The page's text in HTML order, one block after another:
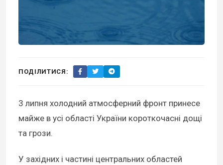
ПОДІЛИТИСЯ:
3 липня холодний атмосферний фронт принесе
майже в усі області України короткочасні дощі
та грози.
У західних і частині центральних областей